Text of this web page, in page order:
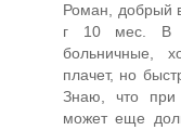
Роман, добрый
г 10 мес. В
больничные,
плачет, но
Знаю, что при
может еще